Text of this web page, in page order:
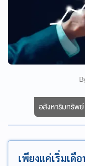
อสังหาริมทรัพย์
เพียงแค่เริ่มเดื